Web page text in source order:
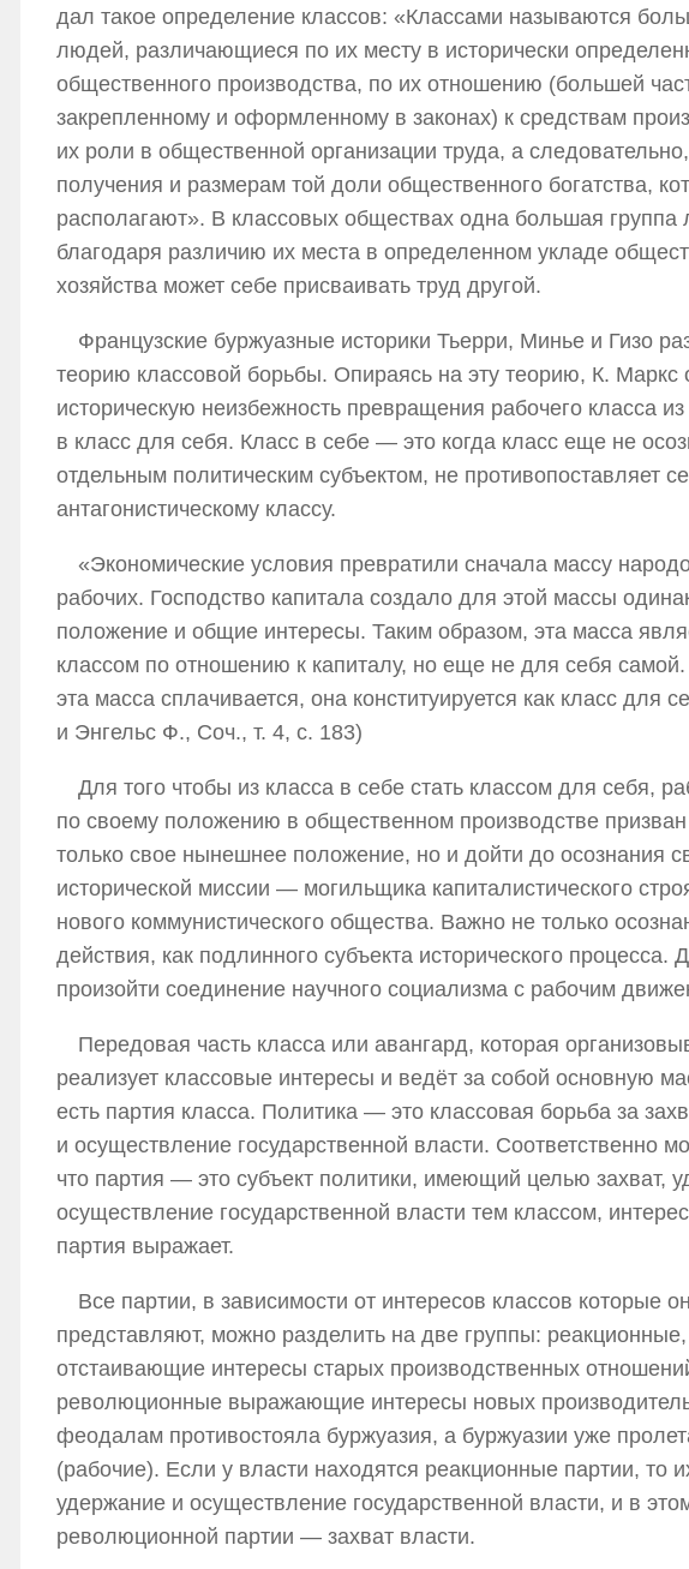
дал такое определение классов: «Классами называются
людей, различающиеся по их месту в исторически
общественного производства, по их отношению (большей
закрепленному и оформленному в законах) к средствам
их роли в общественной организации труда, а
получения и размерам той доли общественного богатства,
располагают». В классовых обществах одна большая группа
благодаря различию их места в определенном укладе
хозяйства может себе присваивать труд другой.
Французские буржуазные историки Тьерри, Минье и Гизо
теорию классовой борьбы. Опираясь на эту теорию, К. Маркс
историческую неизбежность превращения рабочего класса
в класс для себя. Класс в себе — это когда класс еще не
отдельным политическим субъектом, не противопоставляет
антагонистическому классу.
«Экономические условия превратили сначала массу
рабочих. Господство капитала создало для этой массы
положение и общие интересы. Таким образом, эта масса
классом по отношению к капиталу, но еще не для себя
эта масса сплачивается, она конституируется как класс для
и Энгельс Ф., Соч., т. 4, с. 183)
Для того чтобы из класса в себе стать классом для себя,
по своему положению в общественном производстве призван
только свое нынешнее положение, но и дойти до осознания
исторической миссии — могильщика капиталистического
нового коммунистического общества. Важно не только
действия, как подлинного субъекта исторического процесса.
произойти соединение научного социализма с рабочим
Передовая часть класса или авангард, которая
реализует классовые интересы и ведёт за собой основную
есть партия класса. Политика — это классовая борьба за
и осуществление государственной власти. Соответственно
что партия — это субъект политики, имеющий целью захват,
осуществление государственной власти тем классом,
партия выражает.
Все партии, в зависимости от интересов классов которые
представляют, можно разделить на две группы: реакционные,
отстаивающие интересы старых производственных
революционные выражающие интересы новых
феодалам противостояла буржуазия, а буржуазии уже
(рабочие). Если у власти находятся реакционные партии, то
удержание и осуществление государственной власти, и в
революционной партии — захват власти.